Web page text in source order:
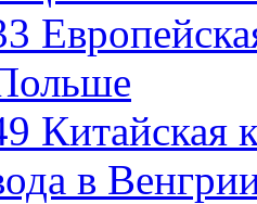
Китайская
в